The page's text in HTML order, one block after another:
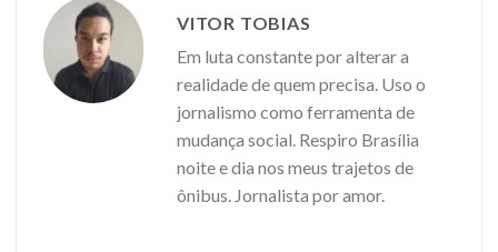
VITOR TOBIAS
Em luta constante por alterar a
realidade de quem precisa. Uso o
jornalismo como ferramenta de
mudança social. Respiro Brasília
noite e dia nos meus trajetos de
ônibus. Jornalista por amor.